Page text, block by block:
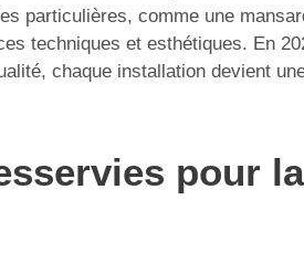
particulières, comme une
techniques et esthétiques. En
chaque installation devient
pour